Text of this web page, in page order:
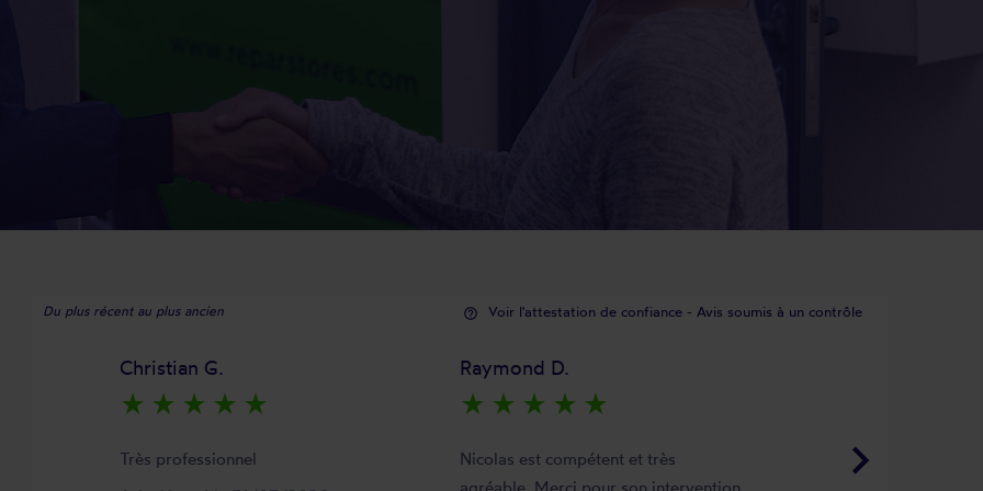
Du plus récent au plus ancien help_outline Voir l'attestation de confiance - Avis soumis à un contrôle
keyboard_arrow_right
Christian G.
star_rate star_rate star_rate star_rate star_rate
Très professionnel
Raymond D.
star_rate star_rate star_rate star_rate star_rate
Nicolas est compétent et très